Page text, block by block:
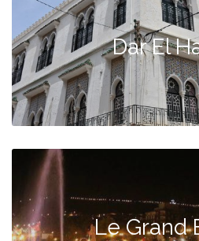
Dar El
Le Grand